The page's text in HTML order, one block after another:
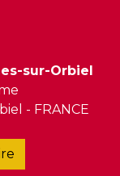
sur-Orbiel
- FRANCE